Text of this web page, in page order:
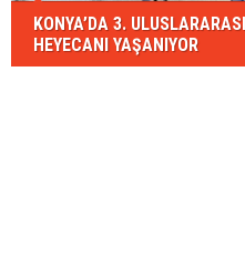
KONYA’DA 3.
HEYECANI YAŞANIYOR